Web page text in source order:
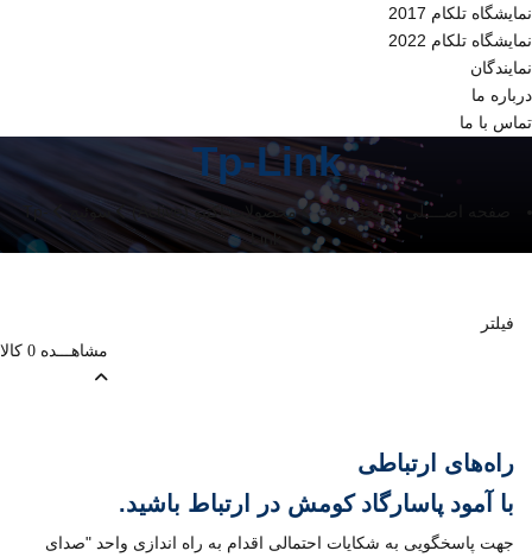
نمایشگاه تلکام 2017
نمایشگاه تلکام 2022
نمایندگان
درباره ما
تماس با ما
Tp-Link
صفحه اصــــلی محصولات محصولات اکتیو (Active) سوئیچ
Tp-
Link
فیلتر
مشاهـــده 0 کالا
راه‌های ارتباطی
با
آمود پاسارگاد کومش در ارتباط باشید.
جهت پاسخگویی به شکایات احتمالی اقدام به راه اندازی واحد "صدای